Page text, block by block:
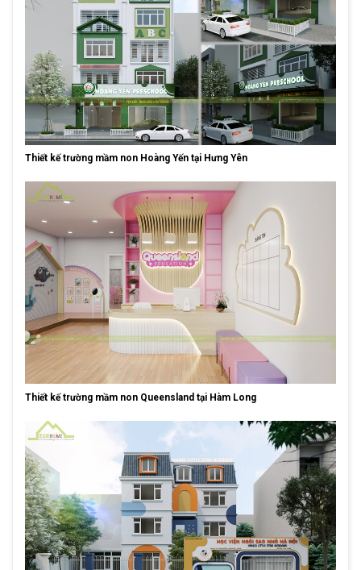
Thiết kế trường mầm non Hoàng Yến tại Hưng Yên
Thiết kế trường mầm non Queensland tại Hàm Long